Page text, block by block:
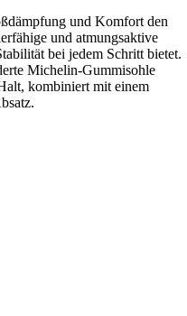
und Komfort den
und atmungsaktive
bei jedem Schritt bietet.
Michelin-Gummisohle
kombiniert mit einem